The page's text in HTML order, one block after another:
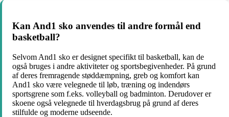
Kan And1 sko anvendes til andre formål end
basketball?
Selvom And1 sko er designet specifikt til basketball, kan de
også bruges i andre aktiviteter og sportsbegivenheder. På grund
af deres fremragende støddæmpning, greb og komfort kan
And1 sko være velegnede til løb, træning og indendørs
sportsgrene som f.eks. volleyball og badminton. Derudover er
skoene også velegnede til hverdagsbrug på grund af deres
stilfulde og moderne udseende.